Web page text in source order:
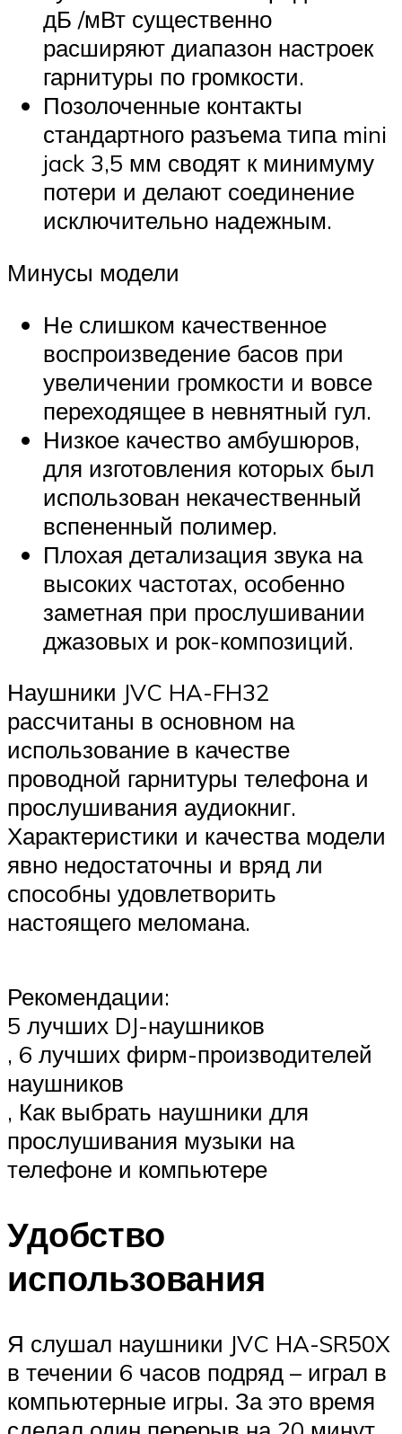
дБ /мВт существенно
расширяют диапазон настроек
гарнитуры по громкости.
Позолоченные контакты
стандартного разъема типа mini
jack 3,5 мм сводят к минимуму
потери и делают соединение
исключительно надежным.
Минусы модели
Не слишком качественное
воспроизведение басов при
увеличении громкости и вовсе
переходящее в невнятный гул.
Низкое качество амбушюров,
для изготовления которых был
использован некачественный
вспененный полимер.
Плохая детализация звука на
высоких частотах, особенно
заметная при прослушивании
джазовых и рок-композиций.
Наушники JVC HA-FH32
рассчитаны в основном на
использование в качестве
проводной гарнитуры телефона и
прослушивания аудиокниг.
Характеристики и качества модели
явно недостаточны и вряд ли
способны удовлетворить
настоящего меломана.
Рекомендации:
5 лучших DJ-наушников
, 6 лучших фирм-производителей
наушников
, Как выбрать наушники для
прослушивания музыки на
телефоне и компьютере
Удобство
использования
Я слушал наушники JVC HA-SR50X
в течении 6 часов подряд – играл в
компьютерные игры. За это время